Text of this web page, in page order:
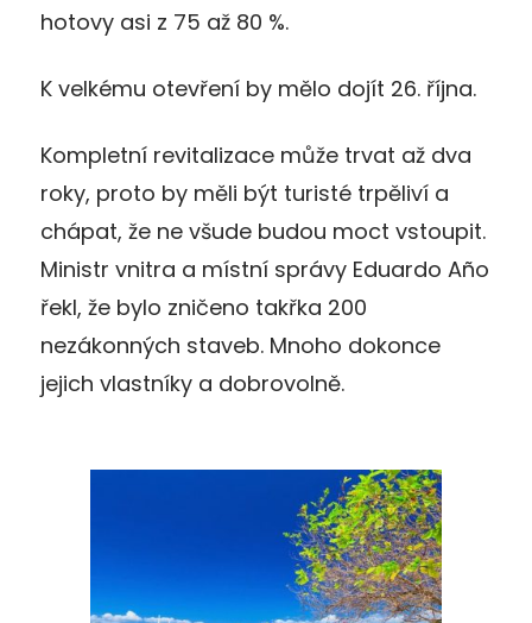
hotovy asi z 75 až 80 %.
K velkému otevření by mělo dojít 26. října.
Kompletní revitalizace může trvat až dva
roky, proto by měli být turisté trpěliví a
chápat, že ne všude budou moct vstoupit.
Ministr vnitra a místní správy Eduardo Año
řekl, že bylo zničeno takřka 200
nezákonných staveb. Mnoho dokonce
jejich vlastníky a dobrovolně.